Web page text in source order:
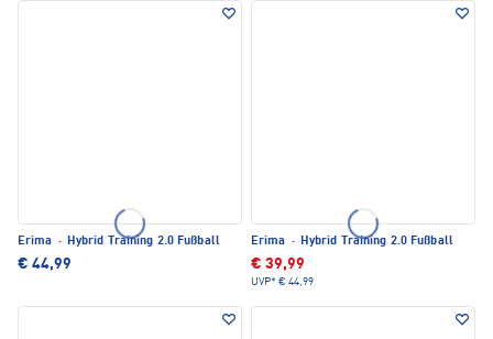
Erima · Hybrid Training 2.0 Fußball
€ 44,99
Erima · Hybrid Training 2.0 Fußball
€ 39,99
UVP* € 44,99